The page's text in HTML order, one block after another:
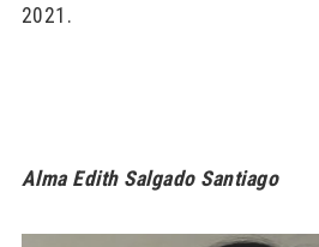
2021.
Alma Edith Salgado Santiago